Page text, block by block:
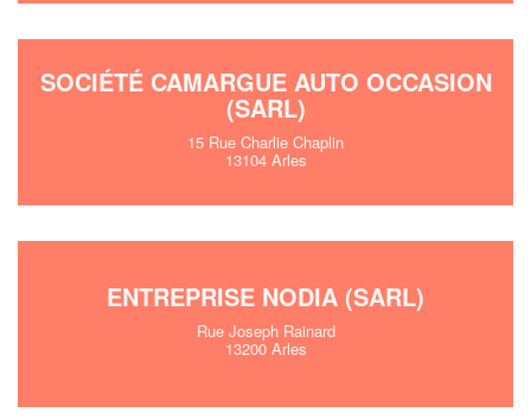
SOCIÉTÉ CAMARGUE AUTO OCCASION
(SARL)
15 Rue Charlie Chaplin
13104 Arles
ENTREPRISE NODIA (SARL)
Rue Joseph Rainard
13200 Arles